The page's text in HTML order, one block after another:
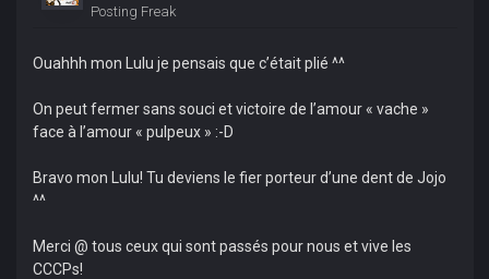
Posting Freak
Ouahhh mon Lulu je pensais que c’était plié ^^
On peut fermer sans souci et victoire de l’amour « vache »
face à l’amour « pulpeux » :-D
Bravo mon Lulu! Tu deviens le fier porteur d’une dent de Jojo
^^
Merci @ tous ceux qui sont passés pour nous et vive les
CCCPs!